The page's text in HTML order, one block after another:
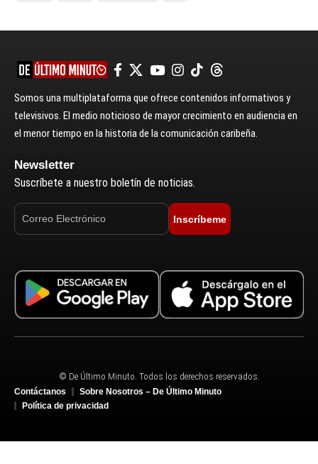
Somos una multiplataforma que ofrece contenidos informativos y
televisivos. El medio noticioso de mayor crecimiento en audiencia en
el menor tiempo en la historia de la comunicación caribeña.
Newsletter
Suscríbete a nuestro boletín de noticias.
Inscríbeme
© De Último Minuto. Todos los derechos reservados.
Contáctanos
Sobre Nosotros – De Último Minuto
Política de privacidad